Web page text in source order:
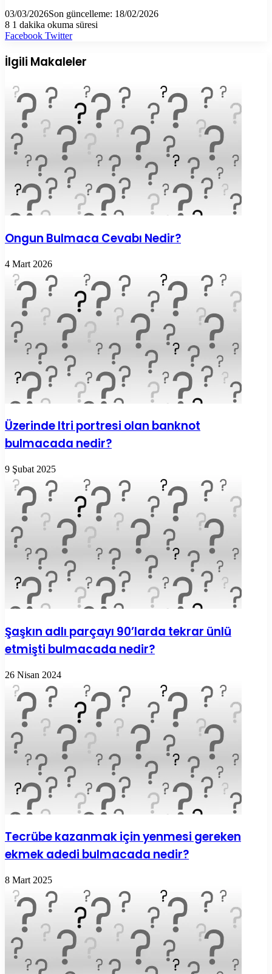
03/03/2026Son güncelleme: 18/02/2026
8 1 dakika okuma süresi
Facebook TwitterLinkedIn
Tumblr
Pinterest
Reddit
VKontakte
E-
ile
paylaş
Yazdır
İlgili Makaleler
Ongun Bulmaca Cevabı Nedir?
4 Mart 2026
Üzerinde Itri portresi olan banknot
bulmacada nedir?
9 Şubat 2025
Şaşkın adlı parçayı 90’larda tekrar ünlü
etmişti bulmacada nedir?
26 Nisan 2024
Tecrübe kazanmak için yenmesi gereken
ekmek adedi bulmacada nedir?
8 Mart 2025